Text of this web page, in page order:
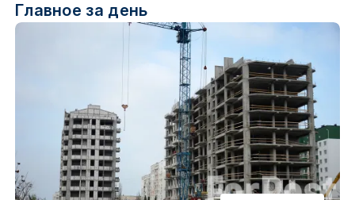
Главное за день